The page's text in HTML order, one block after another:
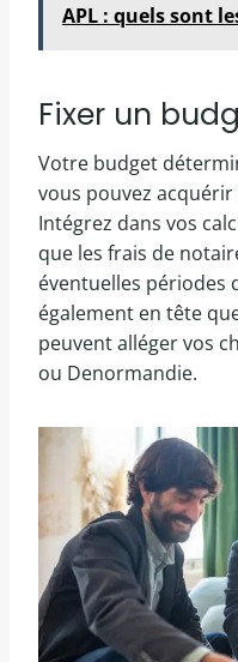
APL : quels sont
Fixer un
Votre budget
vous pouvez
Intégrez dans vos
que les frais de
éventuelles périodes
également en tête
peuvent alléger vos
ou Denormandie.